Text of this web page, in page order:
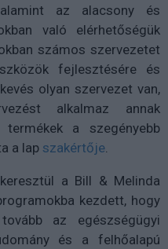
az alacsony és
való elérhetőségük
számos szervezetet
fejlesztésére és
olyan szervezet van,
alkalmaz annak
a szegényebb
a lap szakértője.
a Bill & Melinda
kezdett, hogy
az egészségügyi
és a felhőalapú